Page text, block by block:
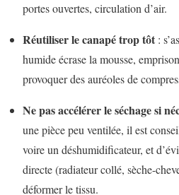
portes ouvertes, circulation d’air.
Réutiliser le canapé trop tôt :
humide écrase la mousse,
provoquer des auréoles de
Ne pas accélérer le séchage si
une pièce peu ventilée, il est
voire un déshumidificateur, et
directe (radiateur collé, sèche-
déformer le tissu.